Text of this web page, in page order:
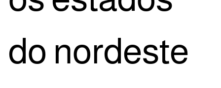
do nor­des­te